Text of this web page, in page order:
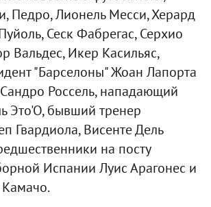
Педро, Лионель Месси, Херард
Сеск Фабрегас, Серхио
Вальдес, Икер Касильяс,
"Барселоны" Жоан Лапорта
Россель, нападающий
Это'О, бывший тренер
Гвардиола, Висенте Дель
на посту
Испании Луис Арагонес и